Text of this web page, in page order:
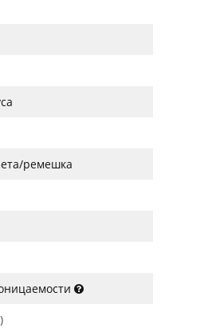
ремешка